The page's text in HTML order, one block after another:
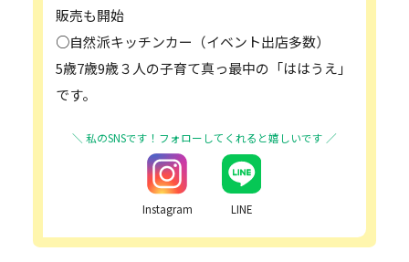
販売も開始
○自然派キッチンカー（イベント出店多数）
5歳7歳9歳３人の子育て真っ最中の「ははうえ」
です。
Instagram LINE